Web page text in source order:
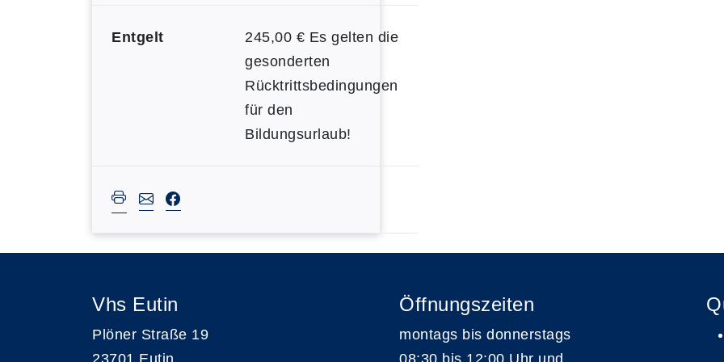
Entgelt
245,00 € Es gelten die
gesonderten
Rücktrittsbedingungen
für den
Bildungsurlaub!
Vhs Eutin
Plöner Straße 19
23701 Eutin
Öffnungszeiten
montags bis donnerstags
08:30 bis 12:00 Uhr und